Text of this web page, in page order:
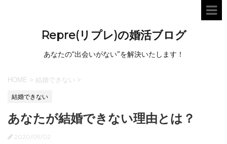
Repre(リプレ)の婚活ブログ
あなたの“出会いがない”を解決いたします！
HOME > 結婚できない >
結婚できない
あなたが結婚できない理由とは？
2020/09/02